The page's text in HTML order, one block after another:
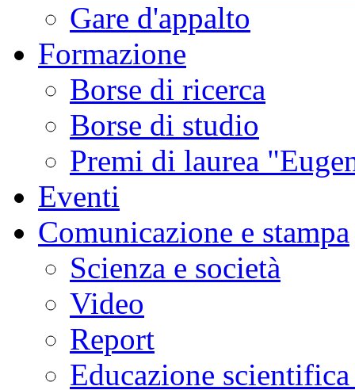
Gare d'appalto
Formazione
Borse di ricerca
Borse di studio
Premi di laurea
Eventi
Comunicazione e stampa
Scienza e società
Video
Report
Educazione